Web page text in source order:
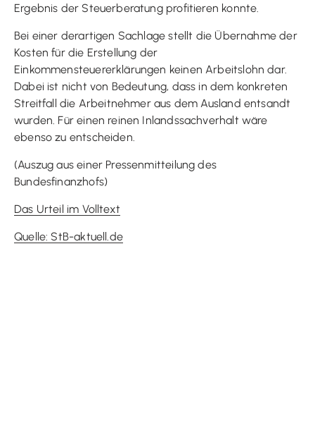
Ergebnis der Steuerberatung profitieren konnte.
Bei einer derartigen Sachlage stellt die Übernahme der
Kosten für die Erstellung der
Einkommensteuererklärungen keinen Arbeitslohn dar.
Dabei ist nicht von Bedeutung, dass in dem konkreten
Streitfall die Arbeitnehmer aus dem Ausland entsandt
wurden. Für einen reinen Inlandssachverhalt wäre
ebenso zu entscheiden.
(Auszug aus einer Pressenmitteilung des
Bundesfinanzhofs)
Das Urteil im Volltext
Quelle: StB-aktuell.de